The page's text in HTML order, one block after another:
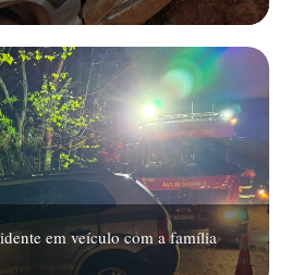
em veículo com a família